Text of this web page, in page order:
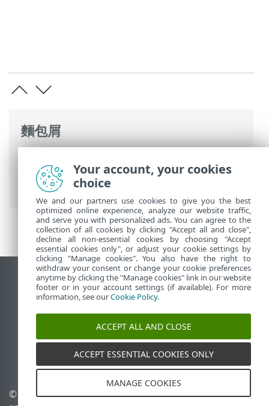
麵包屑
ESET Management 代理程式部署>遠端
部署> 使用 GPO 或 SCCM 的代理程式部署
檢視桌面網站
End of Life
ESET 知識庫
ESET Status Portal
地區設定
© 1992 - 2026 ESET, spol. s
管理 Cookie
Your account, your cookies
choice
We and our partners use cookies to give you the best
optimized online experience, analyze our website traffic,
and serve you with personalized ads. You can agree to the
collection of all cookies by clicking "Accept all and close",
decline all non-essential cookies by choosing "Accept
essential cookies only", or adjust your cookie settings by
clicking "Manage cookies". You also have the right to
withdraw your consent or change your cookie preferences
anytime by clicking the "Manage cookies" link in our website
footer or in your account settings (if available). For more
information, see ourCookie Policy.
ACCEPT ALL AND CLOSE
ACCEPT ESSENTIAL COOKIES ONLY
MANAGE COOKIES